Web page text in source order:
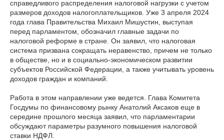
справедливого распределения налоговой нагрузки с учетом
размеров доходов налогоплательщиков. Уже 3 апреля 2024
года глава Правительства Михаил Мишустин, выступая
перед парламентом, обозначил главные задачи по
налоговой реформе в стране. Он заявил, что налоговая
система призвана сокращать неравенство, причем не только
в обществе, но и в социально-экономическом развитии
субъектов Российской Федерации, а также учитывать уровень
доходов граждан и компаний.
Работа в этом направлении уже ведется. Глава Комитета
Госдумы по финансовому рынку Анатолий Аксаков еще в
середине прошлого месяца заявил, что парламентарии
обсуждают параметры разумного повышения налоговой
ставки НДФЛ.